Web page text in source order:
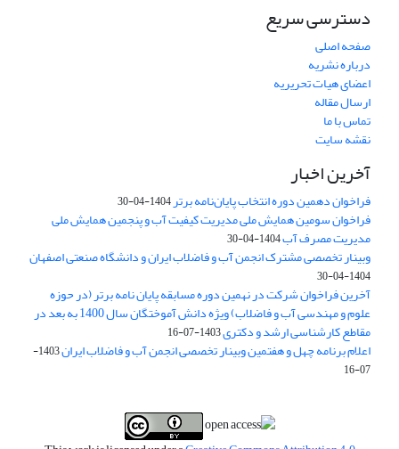
دسترسی سریع
صفحه اصلی
درباره نشریه
اعضای هیات تحریریه
ارسال مقاله
تماس با ما
نقشه سایت
آخرین اخبار
فراخوان دهمین دوره انتخاب پایان‌نامه برتر1404-04-30
فراخوان سومین همایش ملی مدیریت کیفیت آب و پنجمین همایش ملی
مدیریت مصرف آب1404-04-30
وبینار تخصصی مشترک انجمن آب و فاضلاب ایران و دانشگاه صنعتی اصفهان
1404-04-30
آخرین فراخوان شرکت در نهمین دوره مسابقه پایان نامه برتر (در حوزه
علوم و مهندسی آب و فاضلاب) ویژه دانش آموختگان سال 1400 به بعد در
مقاطع کارشناسی ارشد و دکتری1403-07-16
اعلام برنامه چهل و هفتمین وبینار تخصصی انجمن آب و فاضلاب ایران
1403-
07-16